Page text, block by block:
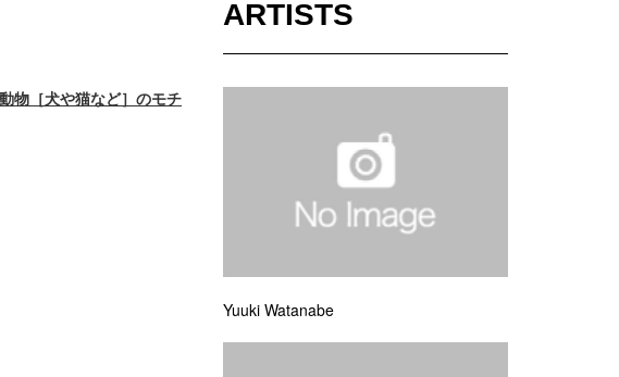
物［犬や猫など］のモチ
ARTISTS
Yuuki Watanabe